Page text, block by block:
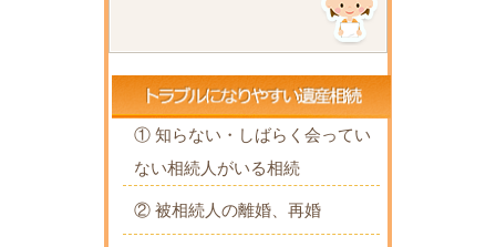
① 知らない・しばらく会ってい
ない相続人がいる相続
② 被相続人の離婚、再婚